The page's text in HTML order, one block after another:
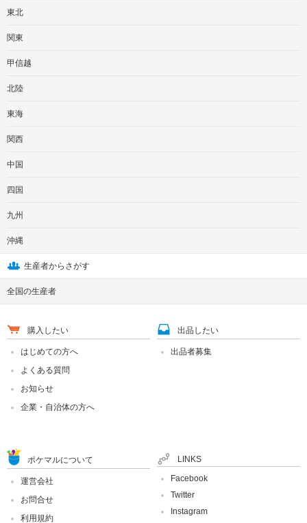
東北
関東
甲信越
北陸
東海
関西
中国
四国
九州
沖縄
生産者からさがす
全国の生産者
購入したい
はじめての方へ
よくある質問
お知らせ
企業・自治体の方へ
出品したい
出品者募集
ポケマルについて
運営会社
お問合せ
利用規約
LINKS
Facebook
Twitter
Instagram